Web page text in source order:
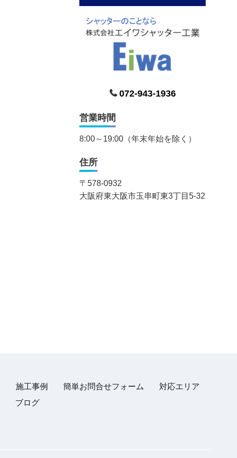
072-943-1936
営業時間
8:00～19:00（年末年始を除く）
住所
〒 578-0932
大阪府東大阪市玉串町東3丁目5-32
施工事例 簡単お問合せフォーム
対応エリア
ブログ